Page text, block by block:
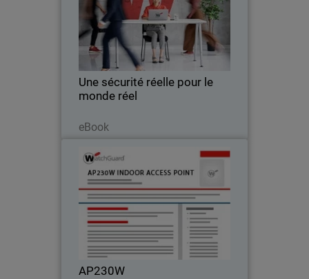
Une sécurité réelle pour le
monde réel
eBook
Body
La véritable sécurité qu'offre
WatchGuard vient à bout des obstacles
quotidiens. Elle garantit une protection
efficace, évolutive, fiable et rentable.
AP230W
AP230W
Un point d'accès aux performances Wi-
Fi 6 supérieures, conçu pour les
déploiements muraux en intérieur et
idéal pour créer des réseaux faciles à